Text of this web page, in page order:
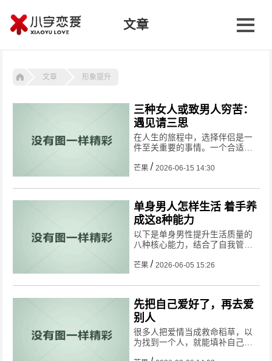
文章
文章 形象提升
三种女人或致男人穷苦：
遇见请三思
在人生的旅程中，选择伴侣是一
件至关重要的事情。一个合适的
创造美好的未来；然而，有些女
生活带来诸多困扰，甚至导致穷
苦的境遇。以下将为您揭示三种
这样
芒果 2026-06-15 14:30
单身男人怎样生活 着手养
成这8种能力
以下是单身男性提升生活质量的
八种核心能力，结合了自我管
面建议，帮助你在独立生活中实
芒果 2026-06-05 15:26
先把自己爱好了，再去爱
别人
很多人把爱情当成救命稻草，以
为找到一个人，就能填补自己所